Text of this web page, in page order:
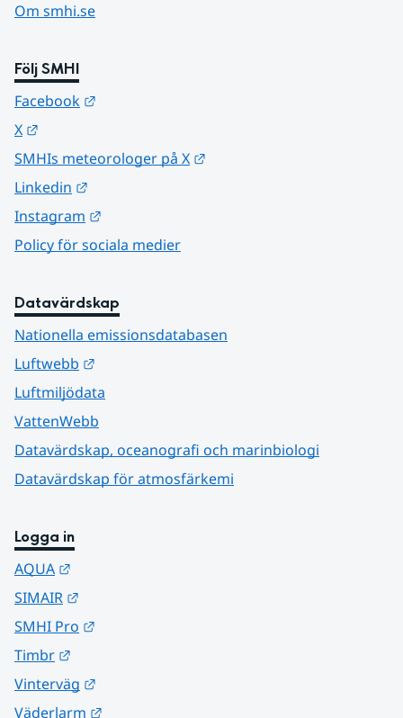
Om smhi.se
Följ SMHI
Facebook
X
SMHIs meteorologer på X
Linkedin
Instagram
Policy för sociala medier
Datavärdskap
Nationella emissionsdatabasen
Luftwebb
Luftmiljödata
VattenWebb
Datavärdskap, oceanografi och marinbiologi
Datavärdskap för atmosfärkemi
Logga in
AQUA
SIMAIR
SMHI Pro
Timbr
Vinterväg
Väderlarm